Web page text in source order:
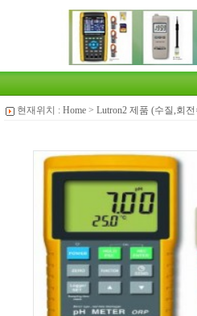
현재위치 : Home > Lutron2 제품 (수질,회